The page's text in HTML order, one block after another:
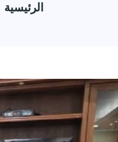
الرئيسية